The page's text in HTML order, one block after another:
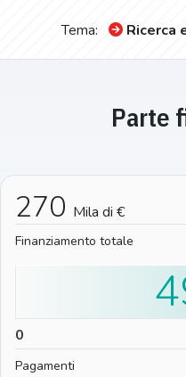
Tema: Ricerca
Parte
270 Mila di €
Finanziamento totale
0
Pagamenti